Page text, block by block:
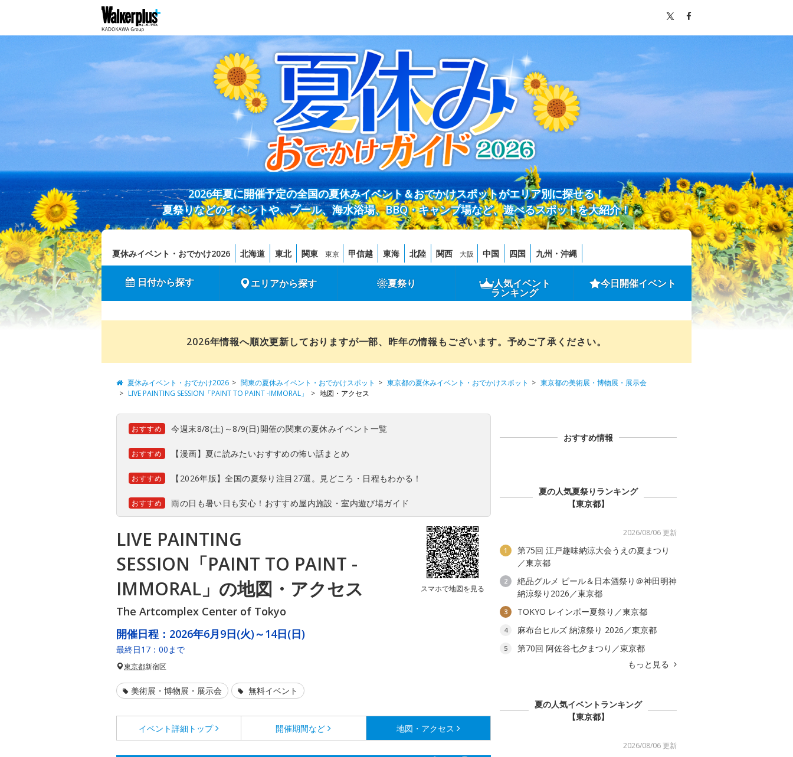
2026年夏に開催予定の全国の夏休みイベント＆おでかけスポットがエリア別に探せる！
夏祭りなどのイベントや、プール、海水浴場、BBQ・キャンプ場など、遊べるスポットを大紹介！
夏休みイベント・おでかけ2026 北海道 東北 関東 東京 甲信越 東海 北陸 関西 大阪 中国 四国 九州・沖縄
日付から探す エリアから探す 夏祭り 人気イベント
ランキング
今日開催イベント
2026年情報へ順次更新しておりますが一部、昨年の情報もございます。予めご了承ください。
夏休みイベント・おでかけ2026 関東の夏休みイベント・おでかけスポット 東京都の夏休みイベント・おでかけスポット
東京都の美術展・博物展・展示会
LIVE PAINTING SESSION「PAINT TO PAINT -IMMORAL」
地図・アクセス
おすすめ 今週末8/8(土)～8/9(日)開催の関東の夏休みイベント一覧
おすすめ 【漫画】夏に読みたいおすすめの怖い話まとめ
おすすめ 【2026年版】全国の夏祭り注目27選。見どころ・日程もわかる！
おすすめ 雨の日も暑い日も安心！おすすめ屋内施設・室内遊び場ガイド
LIVE PAINTING
SESSION「PAINT TO PAINT -
IMMORAL」の地図・アクセス
The Artcomplex Center of Tokyo
スマホで地図を見る
開催日程： 2026年6月9日(火)～14日(日)
最終日17：00まで
東京都新宿区
美術展・博物展・展示会 無料イベント
イベント詳細 トップ 開催期間など 地図・アクセス
おすすめ情報
夏の人気夏祭りランキング
【東京都】
2026/08/06 更新
1
第75回 江戸趣味納涼大会うえの夏まつり
／東京都
2
絶品グルメ ビール＆日本酒祭り＠神田明神
納涼祭り2026／東京都
3 TOKYO レインボー夏祭り／東京都
4 麻布台ヒルズ 納涼祭り 2026／東京都
5
第70回 阿佐谷七夕まつり／東京都
もっと見る
夏の人気イベントランキング
【東京都】
2026/08/06 更新